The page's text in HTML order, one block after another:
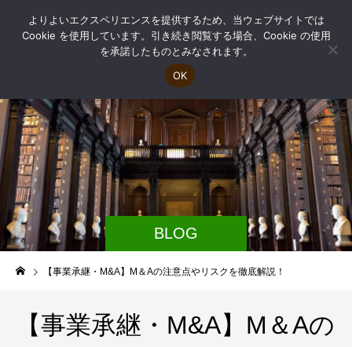
BLOG
【事業承継・M&A】M＆Aの注意点やリスクを徹底解説！
【事業承継・M&A】M＆Aの
よりよいエクスペリエンスを提供するため、当ウェブサイトでは
Cookie を使用しています。引き続き閲覧する場合、Cookie の使用
を承諾したものとみなされます。
OK